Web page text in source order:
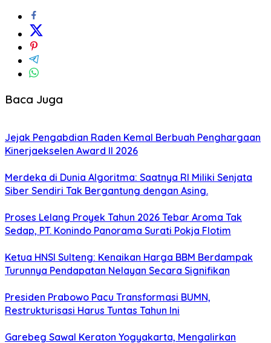
Baca Juga
Jejak Pengabdian Raden Kemal Berbuah Penghargaan
Kinerjaekselen Award II 2026
Merdeka di Dunia Algoritma: Saatnya RI Miliki Senjata
Siber Sendiri Tak Bergantung dengan Asing.
Proses Lelang Proyek Tahun 2026 Tebar Aroma Tak
Sedap, PT. Konindo Panorama Surati Pokja Flotim
Ketua HNSI Sulteng: Kenaikan Harga BBM Berdampak
Turunnya Pendapatan Nelayan Secara Signifikan
Presiden Prabowo Pacu Transformasi BUMN,
Restrukturisasi Harus Tuntas Tahun Ini
Garebeg Sawal Keraton Yogyakarta, Mengalirkan